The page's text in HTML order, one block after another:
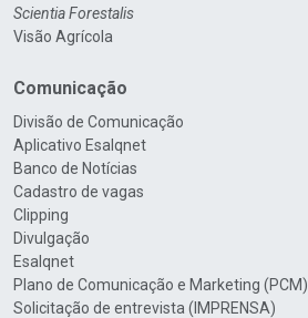
Scientia Forestalis
Visão Agrícola
Comunicação
Divisão de Comunicação
Aplicativo Esalqnet
Banco de Notícias
Cadastro de vagas
Clipping
Divulgação
Esalqnet
Plano de Comunicação e Marketing (PCM)
Solicitação de entrevista (IMPRENSA)